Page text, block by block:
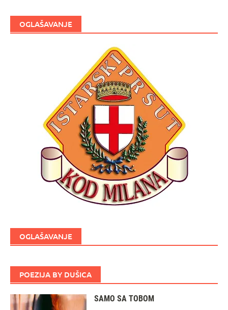
OGLAŠAVANJE
OGLAŠAVANJE
POEZIJA BY DUŠICA
SAMO SA TOBOM